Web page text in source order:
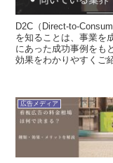
D2C（Direct-to-
を知ることは、事業を
にあった成功事例をも
効果をわかりやすくご
広告メディア